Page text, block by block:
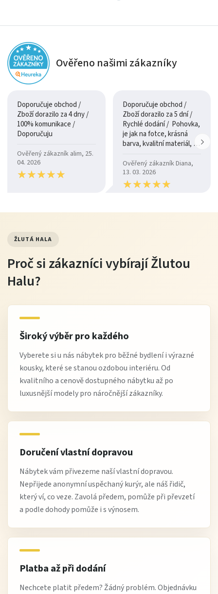
Ověřeno našimi zákazníky
Doporučuje obchod /
Zboží dorazilo za 4 dny /
100% komunikace /
Doporučuju
Ověřený zákazník alim, 25.
04. 2026
★★★★★
★★★★★
Doporučuje obchod /
Zboží dorazilo za 5 dní /
Rychlé dodání / Pohovka,
je jak na fotce, krásná
barva, kvalitní materiál, a
Ověřený zákazník Diana,
13. 03. 2026
★★★★★
★★★★★
ŽLUTÁ HALA
Proč si zákazníci vybírají Žlutou
Halu?
Široký výběr pro každého
Vyberete si u nás nábytek pro běžné bydlení i výrazné
kousky, které se stanou ozdobou interiéru. Od
kvalitního a cenově dostupného nábytku až po
luxusnější modely pro náročnější zákazníky.
Doručení vlastní dopravou
Nábytek vám přivezeme naší vlastní dopravou.
Nepřijede anonymní uspěchaný kurýr, ale náš řidič,
který ví, co veze. Zavolá předem, pomůže při převzetí
a podle dohody pomůže i s výnosem.
Platba až při dodání
Nechcete platit předem? Žádný problém. Objednávku